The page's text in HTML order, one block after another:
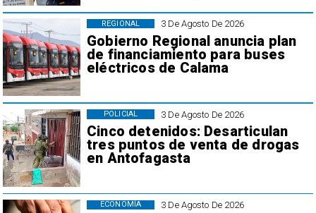
3 De Agosto De 2026
Gobierno Regional anuncia plan
de financiamiento para buses
eléctricos de Calama
REGIONAL
3 De Agosto De 2026
Cinco detenidos: Desarticulan
tres puntos de venta de drogas
en Antofagasta
POLICIAL
3 De Agosto De 2026
ECONOMÍA